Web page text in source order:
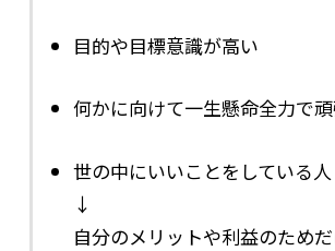
目的や目標意識が高い
何かに向けて一生懸命全力で
世の中にいいことをしている人
↓
自分のメリットや利益のため